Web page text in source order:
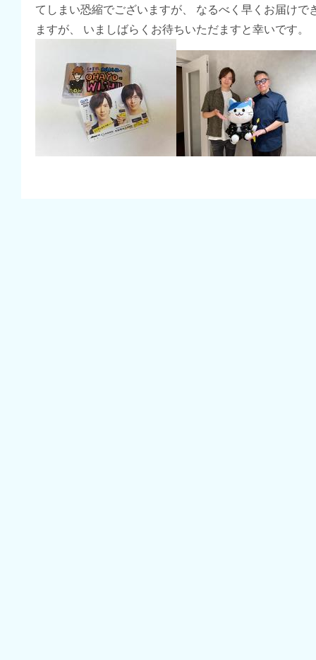
てしまい恐縮でございますが、 なるべく早くお届けで
ますが、 いましばらくお待ちいただますと幸いです。